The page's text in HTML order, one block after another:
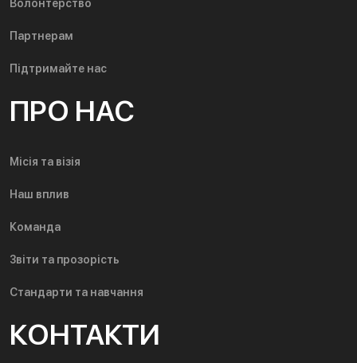
Волонтерство
Партнерам
Підтримайте нас
ПРО НАС
Місія та візія
Наш вплив
Команда
Звіти та прозорість
Стандарти та навчання
КОНТАКТИ